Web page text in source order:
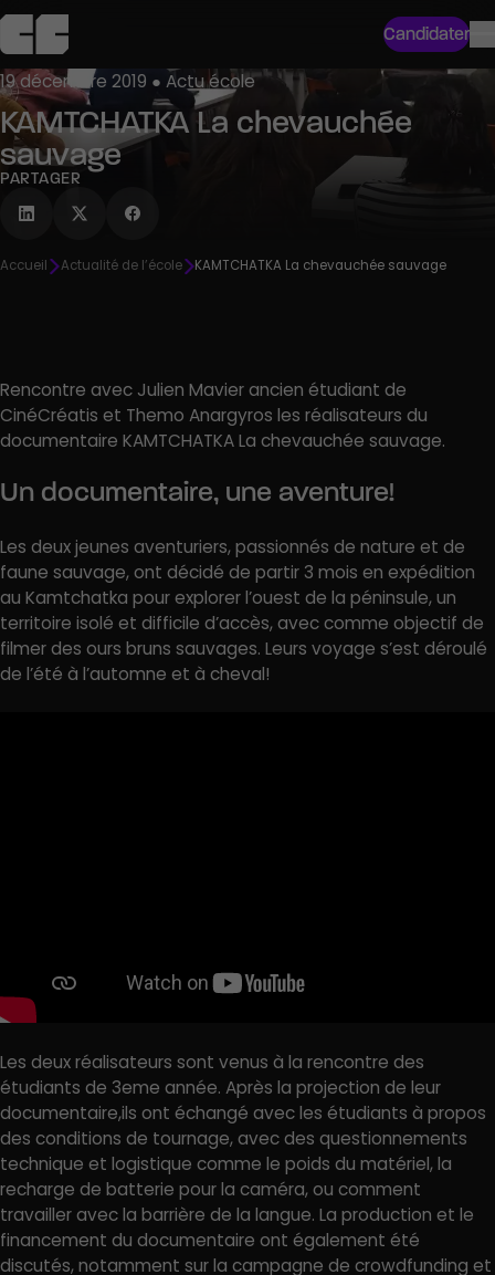
Candidater
19 décembre 2019 ● Actu école
KAMTCHATKA La chevauchée
sauvage
PARTAGER
Accueil Actualité de l’école KAMTCHATKA La chevauchée sauvage
Rencontre avec Julien Mavier ancien étudiant de
CinéCréatis et Themo Anargyros les réalisateurs du
documentaire KAMTCHATKA La chevauchée sauvage.
Un documentaire, une aventure!
Les deux jeunes aventuriers, passionnés de nature et de
faune sauvage, ont décidé de partir 3 mois en expédition
au Kamtchatka pour explorer l’ouest de la péninsule, un
territoire isolé et difficile d’accès, avec comme objectif de
filmer des ours bruns sauvages. Leurs voyage s’est déroulé
de l’été à l’automne et à cheval!
Les deux réalisateurs sont venus à la rencontre des
étudiants de 3eme année. Après la projection de leur
documentaire,ils ont échangé avec les étudiants à propos
des conditions de tournage, avec des questionnements
technique et logistique comme le poids du matériel, la
recharge de batterie pour la caméra, ou comment
travailler avec la barrière de la langue. La production et le
financement du documentaire ont également été
discutés, notamment sur la campagne de crowdfunding et